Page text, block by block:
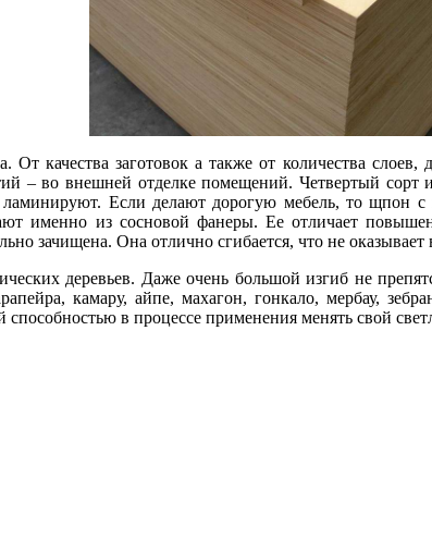
От качества заготовок а также от количества
– во внешней отделке помещений. Четвертый
Если делают дорогую мебель, то
именно из сосновой фанеры. Ее отличает
зачищена. Она отлично сгибается, что не оказывает
деревьев. Даже очень большой изгиб не
камару, айпе, махагон, гонкало, мербау,
в процессе применения менять свой